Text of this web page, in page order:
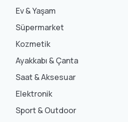
Ev & Yaşam
Süpermarket
Kozmetik
Ayakkabı & Çanta
Saat & Aksesuar
Elektronik
Sport & Outdoor